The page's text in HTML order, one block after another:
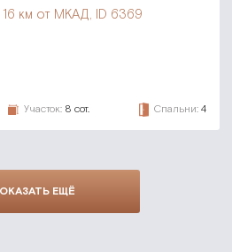
16 км от МКАД, ID 6369
Участок: 8 сот. Спальни: 4
ЕЩЁ